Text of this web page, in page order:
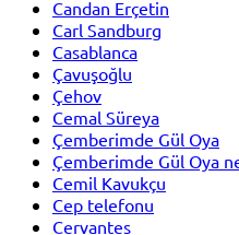
Candan Erçetin
Carl Sandburg
Casablanca
Çavuşoğlu
Çehov
Cemal Süreya
Çemberimde Gül Oya
Çemberimde Gül Oya
Cemil Kavukçu
Cep telefonu
Cervantes